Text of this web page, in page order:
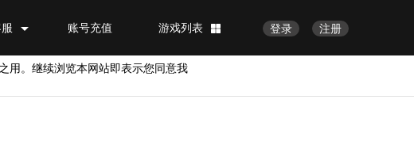
注册
登录
游戏列表
账号充值
用。继续浏览本网站即表示您同意我